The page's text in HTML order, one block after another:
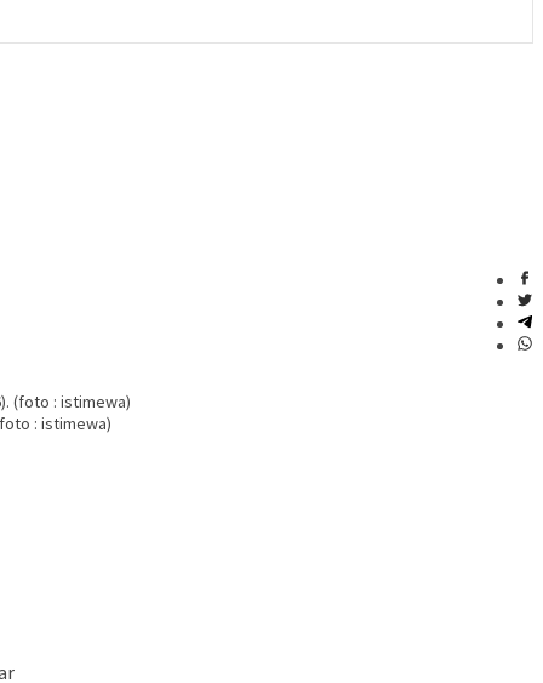
: istimewa)